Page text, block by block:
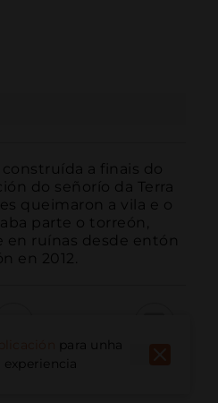
a finais do
do señorío da Terra
queimaron a vila e o
parte o torreón,
en ruínas desde entón
en 2012.
electrónico
para unha
experiencia